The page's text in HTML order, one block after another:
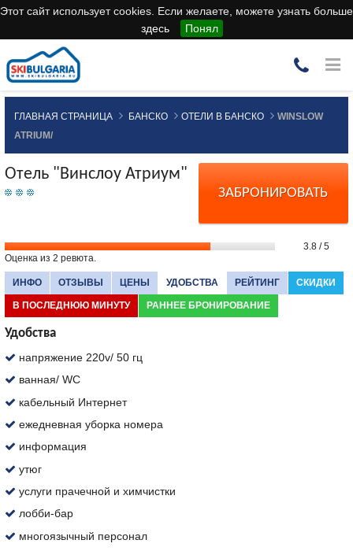
Этот сайт использует cookies. Если желаете, можете узнать больше
здесь
Понял
ГЛАВНАЯ СТРАНИЦА БАНСКО ОТЕЛИ В БАНСКО
WINSLOW
ATRIUM/
ЗАБРОНИРОВАТЬ
Отель "Винслоу Атриум"
3.8 / 5
Оценка из 2 ревюта.
ИНФО ОТЗЫВЫ ЦЕНЫ УДОБСТВА РЕЙТИНГ СКИДКИ
В ПОСЛЕДНЮЮ МИНУТУ РАННЕЕ БРОНИРОВАНИЕ
Удобства
напряжение 220v/ 50 гц
ванная/ WC
кабельный Интернет
ежедневная уборка номера
информация
утюг
услуги прачечной и химчистки
лобби-бар
многоязычный персонал